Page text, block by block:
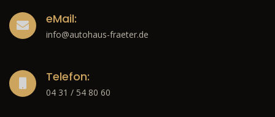
eMail:
info@autohaus-fraeter.de
Telefon:
04 31 / 54 80 60